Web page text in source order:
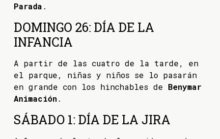
Parada .
DOMINGO 26: DÍA DE LA
INFANCIA
A partir de las cuatro de la tarde, en
el parque, niñas y niños se lo pasarán
en grande con los hinchables de Benymar
Animación.
SÁBADO 1: DÍA DE LA JIRA